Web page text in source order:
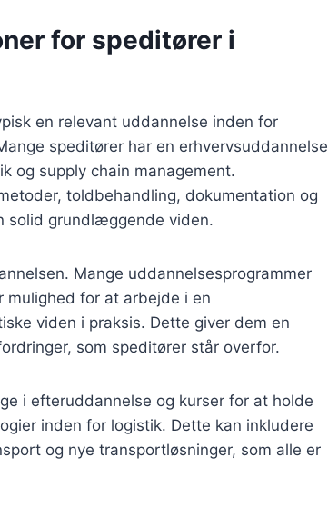
for speditører i
en relevant uddannelse inden for
speditører har en erhvervsuddannelse
og supply chain management.
toldbehandling, dokumentation og
solid grundlæggende viden.
Mange uddannelsesprogrammer
mulighed for at arbejde i en
viden i praksis. Dette giver dem en
som speditører står overfor.
i efteruddannelse og kurser for at holde
inden for logistik. Dette kan inkludere
og nye transportløsninger, som alle er